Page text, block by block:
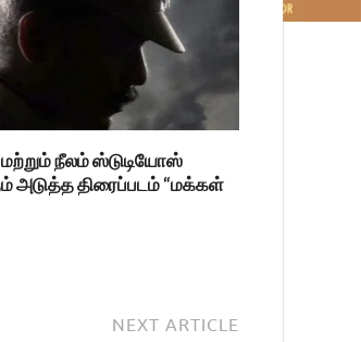
நீலம் ஸ்டுடியோஸ்
அடுத்த திரைப்படம் “மக்கள்
NEXT ARTICLE